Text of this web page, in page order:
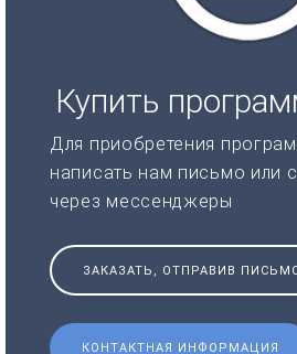
Купить
Для приобретения
написать нам письмо или
через мессенджеры
ЗАКАЗАТЬ, ОТПРАВИВ
КОНТАКТНАЯ ИНФОРМАЦИЯ